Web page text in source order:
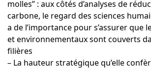
molles” : aux côtés d’analyses de
carbone, le regard des sciences
a de l’importance pour s’assurer que
et environnementaux sont couverts
filières
– La hauteur stratégique qu’elle